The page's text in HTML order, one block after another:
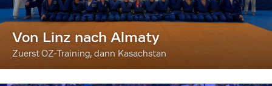
Von Linz nach Almaty
Zuerst OZ-Training, dann Kasachstan